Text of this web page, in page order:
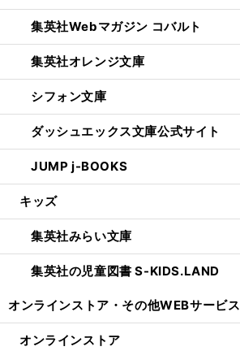
集英社Webマガジン コバルト
集英社オレンジ文庫
シフォン文庫
ダッシュエックス文庫公式サイト
JUMP j-BOOKS
キッズ
集英社みらい文庫
集英社の児童図書 S-KIDS.LAND
オンラインストア・ その他WEBサービス
オンラインストア